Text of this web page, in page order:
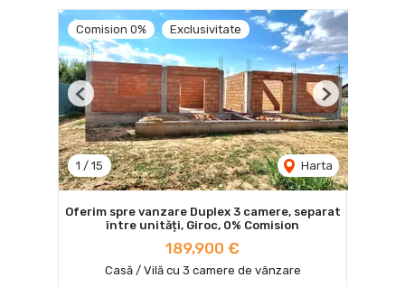
Comision 0% Exclusivitate
1 / 15 Harta
Previous Next
Oferim spre vanzare Duplex 3 camere, separat
între unități, Giroc, 0% Comision
189,900 €
Casă / Vilă cu 3 camere de vânzare